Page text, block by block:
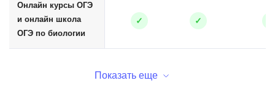
Онлайн курсы ОГЭ
и онлайн школа
ОГЭ по биологии
✓ ✓
Показать еще